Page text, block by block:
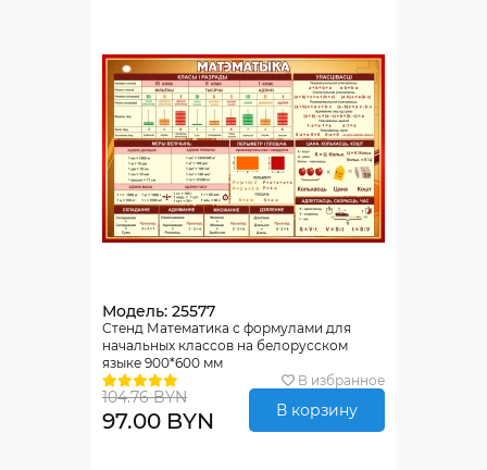
Модель: 25577
Стенд Математика с формулами для
начальных классов на белорусском
языке 900*600 мм
В избранное
104.76 BYN
97.00 BYN В корзину